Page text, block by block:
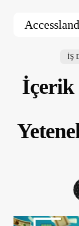
İŞ
İçerik